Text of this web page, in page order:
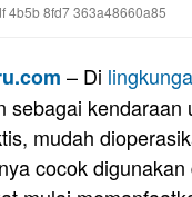
4b5b 8fd7 363a48660a85
– Di
sebagai kendaraan
mudah
cocok